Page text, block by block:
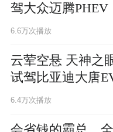
驾大众迈腾PHEV
6.6万次播放
云荤空悬 天神之
试驾比亚迪大唐
6.4万次播放